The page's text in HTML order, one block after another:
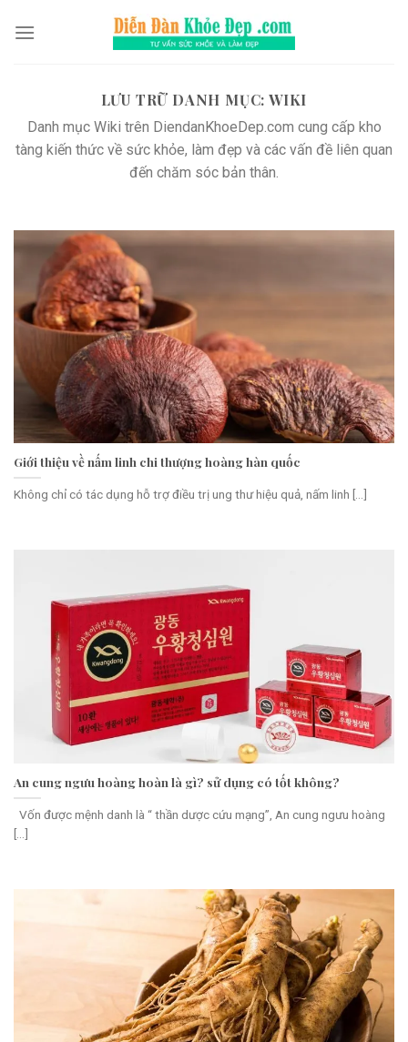
đến
LƯU TRỮ DANH MỤC:WIKI
Danh mục Wiki trên DiendanKhoeDep.com cung cấp kho
tàng kiến thức về sức khỏe, làm đẹp và các vấn đề liên quan
đến chăm sóc bản thân.
Giới thiệu về nấm linh chi thượng hoàng hàn quốc
Không chỉ có tác dụng hỗ trợ điều trị ung thư hiệu quả, nấm linh [...]
An cung ngưu hoàng hoàn là gì? sử dụng có tốt không?
Vốn được mệnh danh là “ thần dược cứu mạng”, An cung ngưu hoàng
[...]